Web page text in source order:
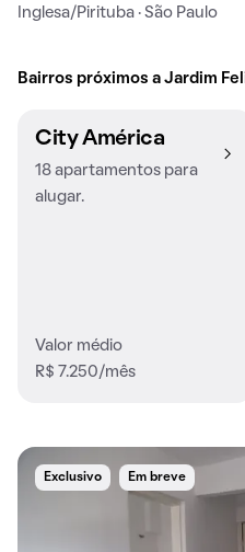
Inglesa/Pirituba · São Paulo
Bairros próximos a Jardim
City América
18 apartamentos para
alugar.
Valor médio
R$ 7.250/mês
Exclusivo Em breve